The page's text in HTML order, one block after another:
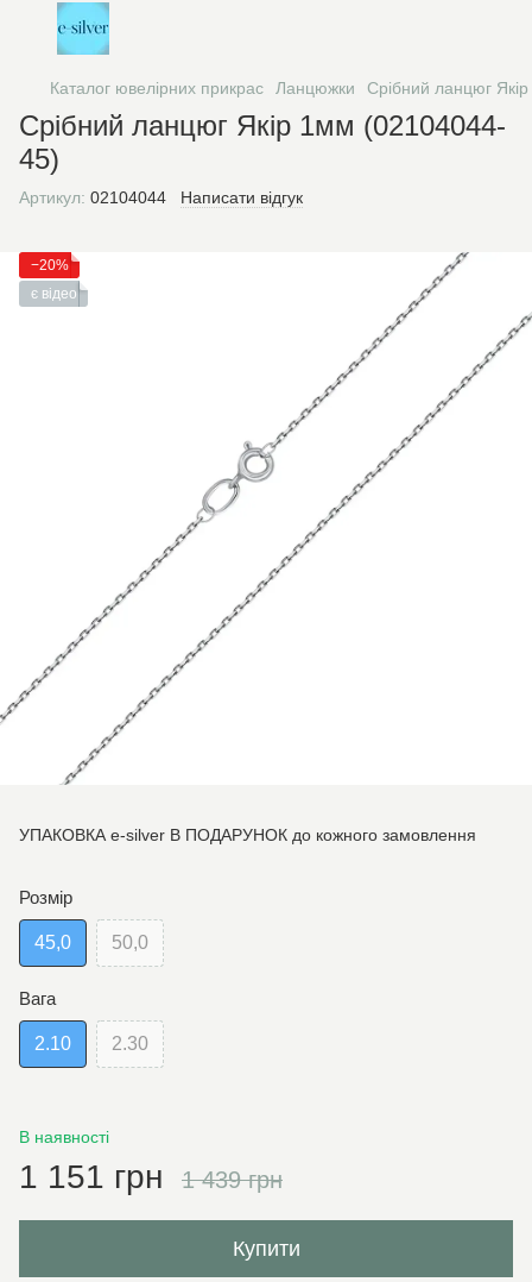
Каталог ювелірних прикрас Ланцюжки Срібний ланцюг
Срібний ланцюг Якір 1мм (02104044-
45)
Артикул: 02104044 Написати відгук
−20%
є відео
УПАКОВКА e-silver В ПОДАРУНОК до кожного замовлення
Розмір
45,0 50,0
Вага
2.10 2.30
В наявності
1 151 грн 1 439 грн
Купити